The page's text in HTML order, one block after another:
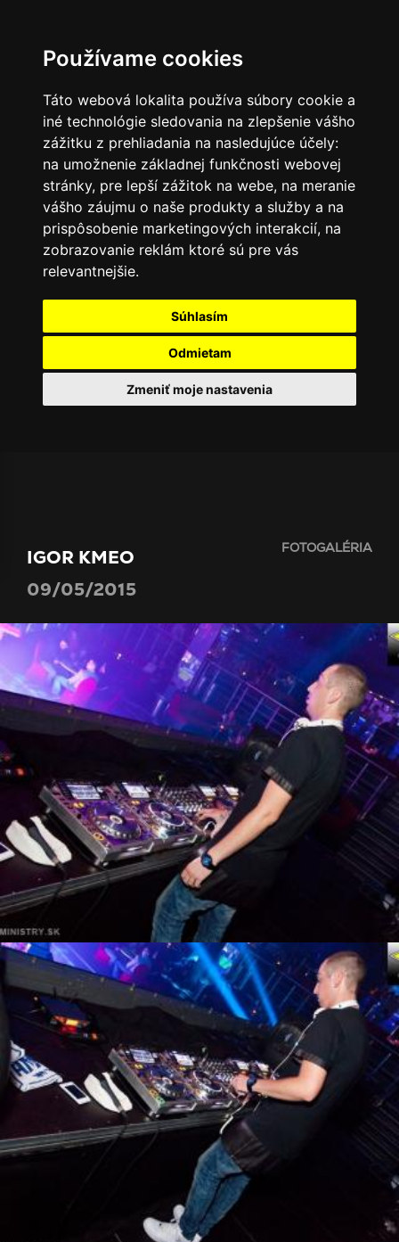
Používame cookies
Táto webová lokalita používa súbory cookie a
iné technológie sledovania na zlepšenie vášho
zážitku z prehliadania na nasledujúce účely:
na umožnenie základnej funkčnosti webovej
stránky, pre lepší zážitok na webe, na meranie
vášho záujmu o naše produkty a služby a na
prispôsobenie marketingových interakcií, na
zobrazovanie reklám ktoré sú pre vás
relevantnejšie.
Súhlasím
Odmietam
Zmeniť moje nastavenia
IGOR KMEO
09/05/2015
FOTOGALÉRIA